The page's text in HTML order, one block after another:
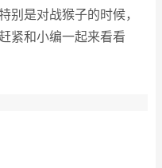
别是对战猴子的时候，
紧和小编一起来看看